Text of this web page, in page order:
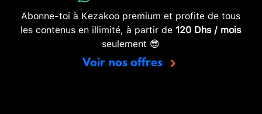
Abonne-toi à Kezakoo premium et profite de tous
les contenus en illimité, à partir de 120 Dhs / mois
seulement 😎
Voir nos offres